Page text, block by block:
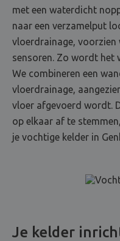
met een waterdicht
naar een verzamelput
vloerdrainage, voorzien
sensoren. Zo wordt het
We combineren een
vloerdrainage,
vloer afgevoerd wordt.
op elkaar af te
je vochtige kelder in
Je kelder